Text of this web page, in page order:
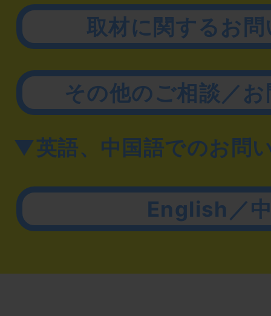
取材に関するお
その他のご相談／
▼英語、中国語でのお問
English／